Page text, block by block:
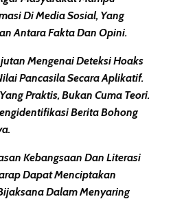
Di Media Sosial, Yang
Antara Fakta Dan Opini.
Mengenai Deteksi Hoaks
Pancasila Secara Aplikatif.
Praktis, Bukan Cuma Teori.
Berita Bohong
Kebangsaan Dan Literasi
Dapat Menciptakan
Dalam Menyaring